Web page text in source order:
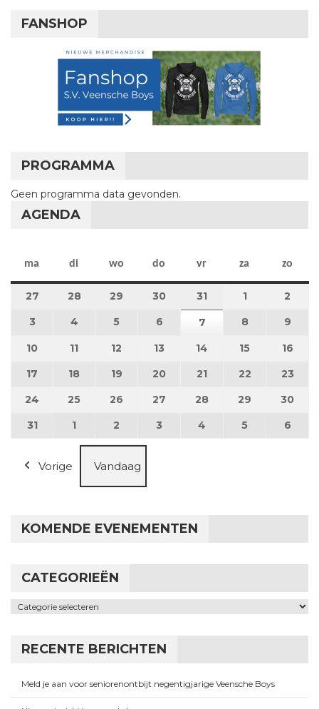
FANSHOP
PROGRAMMA
Geen programma data gevonden.
AGENDA
ma maandag
di dinsdag
wo woensdag
do donderdag
vr vrijdag
za zaterdag
zo
27 27 juli 2026
28 28 juli 2026
29 29 juli 2026
30 30 juli 2026
31 31 juli 2026
11 augustus
2
3 3 augustus 2026
4 4 augustus 2026
5 5 augustus 2026
6 6 augustus 2026
7 7 augustus 2026
8 8 augustus
9
10 10 augustus 2026
11 11 augustus 2026
12 12 augustus 2026
13 13 augustus 2026
14 14 augustus 2026
15 15 16
17 17 augustus 2026
18 18 augustus 2026
19 19 augustus 2026
20 20 augustus 2026
21 21 augustus 2026
22 22 23
24 24 augustus 2026
25 25 augustus 2026
26 26 augustus 2026
27 27 augustus 2026
28 28 augustus 2026
29 29 30
3131 augustus 2026
1 1 september 2026
2 2 september 2026
3 3 september 2026
4 4 september 2026
5 5 6
Vorige Vandaag
KOMENDE EVENEMENTEN
CATEGORIEËN
Categorieën
RECENTE BERICHTEN
Meld je aan voor seniorenontbijt negentigjarige Veensche Boys